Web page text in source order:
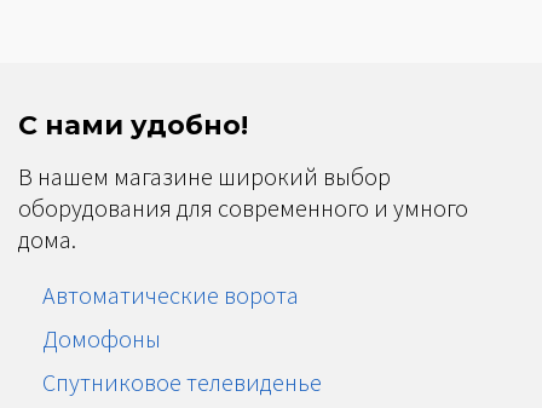
С нами удобно!
В нашем магазине широкий выбор
оборудования для современного и умного
дома.
Автоматические ворота
Домофоны
Спутниковое телевиденье